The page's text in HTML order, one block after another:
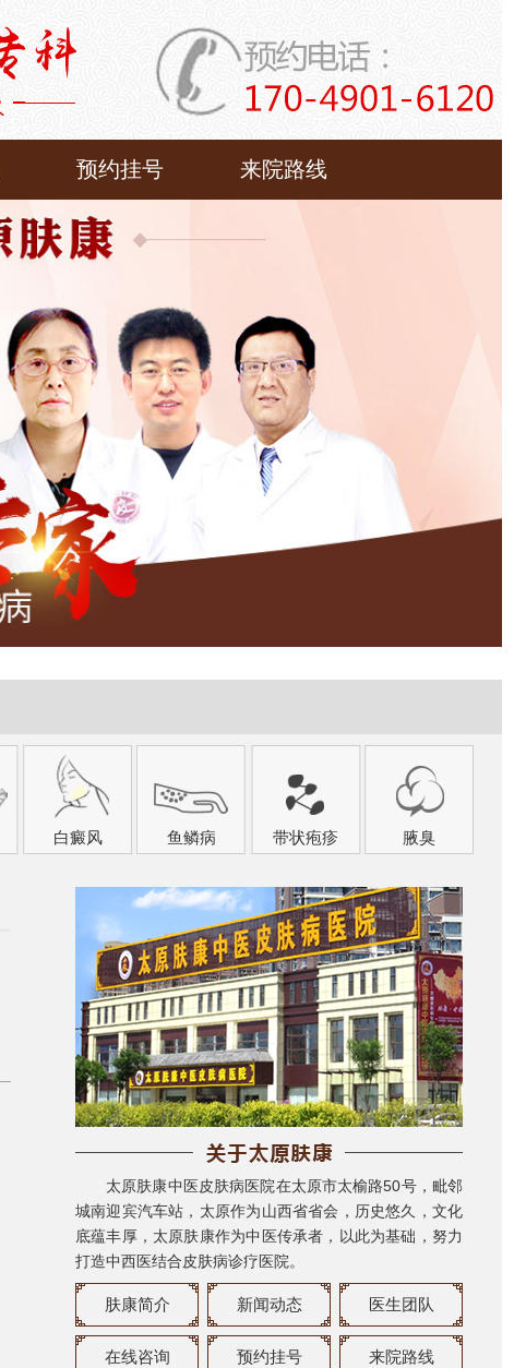
预约挂号 来院路线
白癜风 鱼鳞病 带状疱疹 腋臭
太原肤康中医皮肤病医院在太原市太榆路50号，毗邻
城南迎宾汽车站，太原作为山西省省会，历史悠久，文化
底蕴丰厚，太原肤康作为中医传承者，以此为基础，努力
打造中西医结合皮肤病诊疗医院。
肤康简介 新闻动态 医生团队
在线咨询 预约挂号 来院路线